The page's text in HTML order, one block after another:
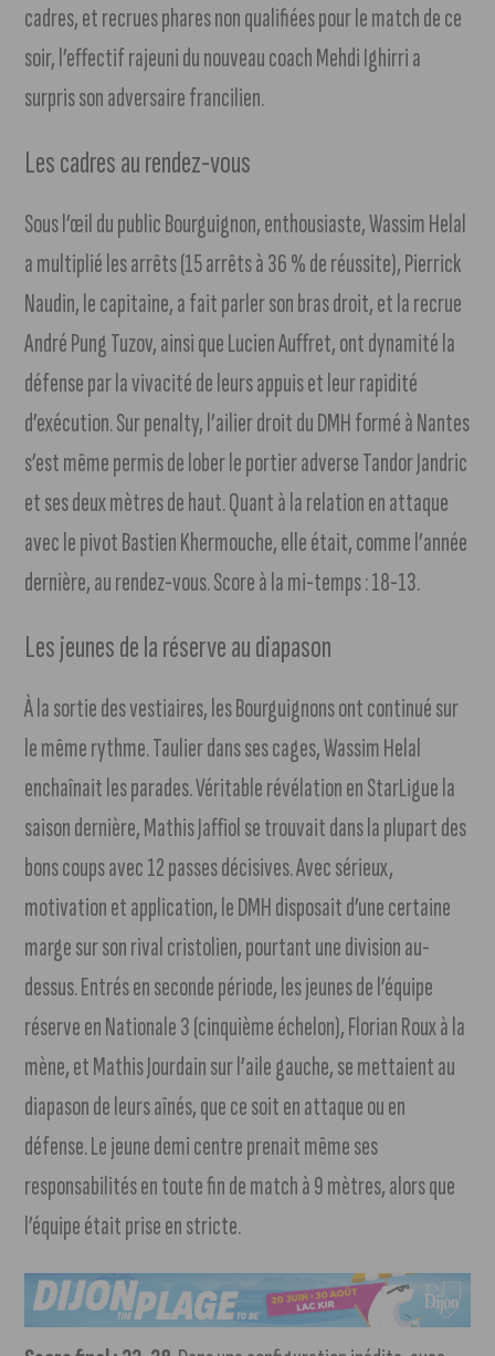
cadres, et recrues phares non qualifiées pour le match de ce
soir, l’effectif rajeuni du nouveau coach Mehdi Ighirri a
surpris son adversaire francilien.
Les cadres au rendez-vous
Sous l’œil du public Bourguignon, enthousiaste, Wassim Helal
a multiplié les arrêts (15 arrêts à 36 % de réussite), Pierrick
Naudin, le capitaine, a fait parler son bras droit, et la recrue
André Pung Tuzov, ainsi que Lucien Auffret, ont dynamité la
défense par la vivacité de leurs appuis et leur rapidité
d’exécution. Sur penalty, l’ailier droit du DMH formé à Nantes
s’est même permis de lober le portier adverse Tandor Jandric
et ses deux mètres de haut. Quant à la relation en attaque
avec le pivot Bastien Khermouche, elle était, comme l’année
dernière, au rendez-vous. Score à la mi-temps : 18-13.
Les jeunes de la réserve au diapason
À la sortie des vestiaires, les Bourguignons ont continué sur
le même rythme. Taulier dans ses cages, Wassim Helal
enchaînait les parades. Véritable révélation en StarLigue la
saison dernière, Mathis Jaffiol se trouvait dans la plupart des
bons coups avec 12 passes décisives. Avec sérieux,
motivation et application, le DMH disposait d’une certaine
marge sur son rival cristolien, pourtant une division au-
dessus. Entrés en seconde période, les jeunes de l’équipe
réserve en Nationale 3 (cinquième échelon), Florian Roux à la
mène, et Mathis Jourdain sur l’aile gauche, se mettaient au
diapason de leurs aînés, que ce soit en attaque ou en
défense. Le jeune demi centre prenait même ses
responsabilités en toute fin de match à 9 mètres, alors que
l’équipe était prise en stricte.